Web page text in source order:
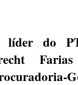
líder do